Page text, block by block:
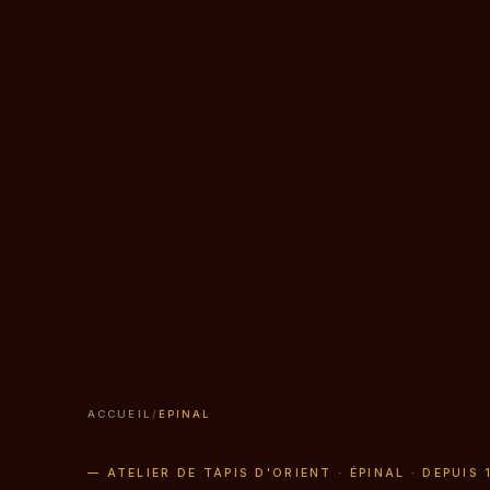
ACCUEIL / ÉPINAL
— ATELIER DE TAPIS D'ORIENT · ÉPINAL · DEPUIS